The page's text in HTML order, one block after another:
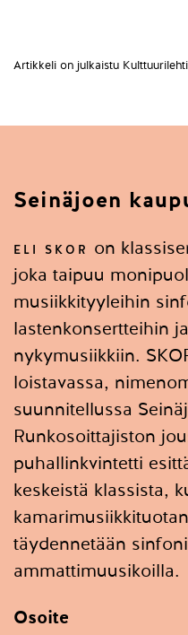
Artikkeli on julkaistu
Seinäjoen
ELI SKOR
on
joka taipuu
musiikkityyleihin
lastenkonsertteihin
nykymusiikkiin.
loistavassa,
suunnitellussa
Runkosoittajiston
puhallinkvintetti
keskeistä klassista,
täydennetään
ammattimuusikoilla.
Osoite